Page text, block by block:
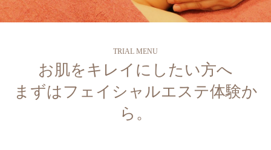
TRIAL MENU
お肌をキレイにしたい方へ
まずはフェイシャルエステ体験か
ら。